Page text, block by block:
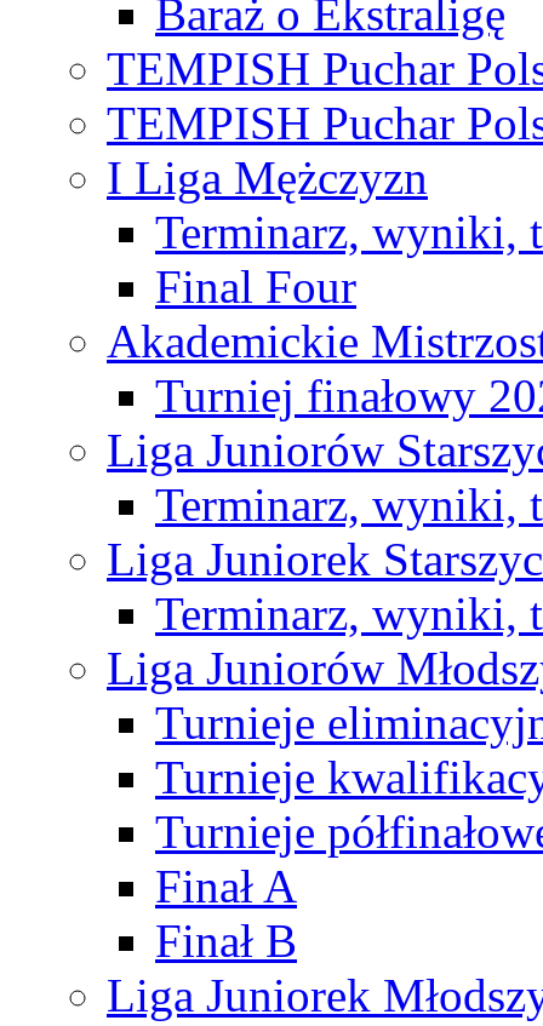
Baraż o Ekstraligę
TEMPISH Puchar
TEMPISH Puchar
I Liga Mężczyzn
Terminarz, wyniki,
Final Four
Akademickie
Turniej finałowy
Liga Juniorów
Terminarz, wyniki,
Liga Juniorek
Terminarz, wyniki,
Liga Juniorów
Turnieje
Turnieje
Turnieje
Finał A
Finał B
Liga Juniorek